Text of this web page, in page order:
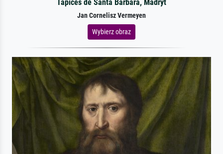
Tapices de Santa Bárbara, Madryt
Jan Cornelisz Vermeyen
Wybierz obraz